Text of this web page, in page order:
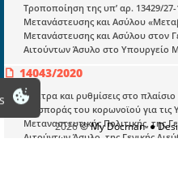
Τροποποίηση της υπ’ αρ. 13429/
Μετανάστευσης και Ασύλου
Μετανάστευσης και Ασύλου στον
Αιτούντων Άσυλο στο Υπουργείο
14043/2020
«Μέτρα και ρυθμίσεις στο
διασποράς του κορωνοϊού για τις
Μεταναστευτικής Πολιτικής, της
Αιτούντων Άσυλο, της Γενικής
Βοηθός Αναζήτησης
Οροι χρησης ιστοτοπου
2026© My Docman●